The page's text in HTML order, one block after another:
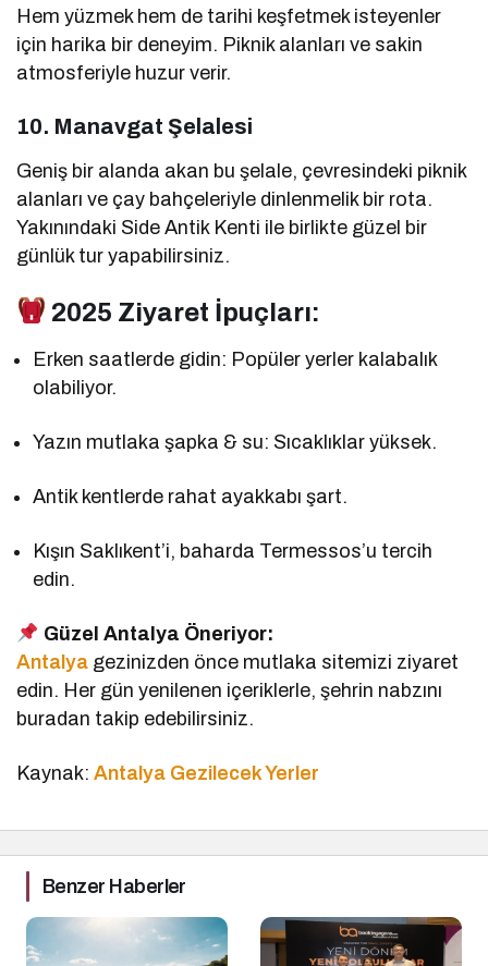
Hem yüzmek hem de tarihi keşfetmek isteyenler
için harika bir deneyim. Piknik alanları ve sakin
atmosferiyle huzur verir.
10. Manavgat Şelalesi
Geniş bir alanda akan bu şelale, çevresindeki piknik
alanları ve çay bahçeleriyle dinlenmelik bir rota.
Yakınındaki Side Antik Kenti ile birlikte güzel bir
günlük tur yapabilirsiniz.
2025 Ziyaret İpuçları:
Erken saatlerde gidin: Popüler yerler kalabalık
olabiliyor.
Yazın mutlaka şapka & su: Sıcaklıklar yüksek.
Antik kentlerde rahat ayakkabı şart.
Kışın Saklıkent’i, baharda Termessos’u tercih
edin.
Güzel Antalya Öneriyor:
Antalya gezinizden önce mutlaka sitemizi ziyaret
edin. Her gün yenilenen içeriklerle, şehrin nabzını
buradan takip edebilirsiniz.
Kaynak:Antalya Gezilecek Yerler
Benzer Haberler